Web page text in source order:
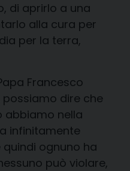
di aprirlo a una
alla cura per
per la terra,
Francesco
possiamo dire che
abbiamo nella
infinitamente
ognuno ha
può violare,